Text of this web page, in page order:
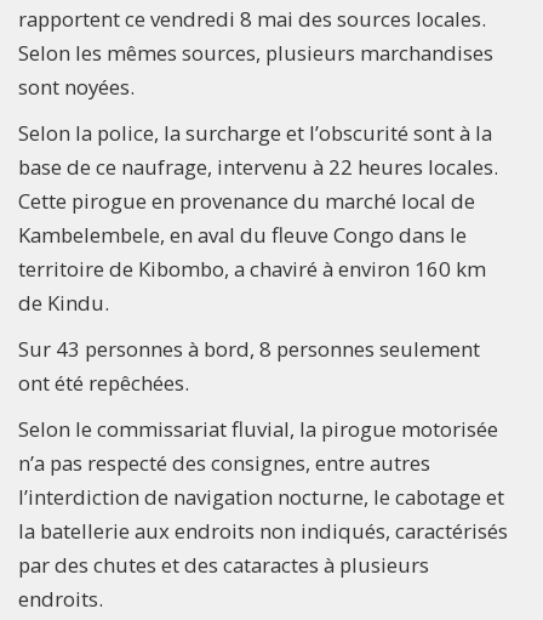
rapportent ce vendredi 8 mai des sources locales.
Selon les mêmes sources, plusieurs marchandises
sont noyées.
Selon la police, la surcharge et l’obscurité sont à la
base de ce naufrage, intervenu à 22 heures locales.
Cette pirogue en provenance du marché local de
Kambelembele, en aval du fleuve Congo dans le
territoire de Kibombo, a chaviré à environ 160 km
de Kindu.
Sur 43 personnes à bord, 8 personnes seulement
ont été repêchées.
Selon le commissariat fluvial, la pirogue motorisée
n’a pas respecté des consignes, entre autres
l’interdiction de navigation nocturne, le cabotage et
la batellerie aux endroits non indiqués, caractérisés
par des chutes et des cataractes à plusieurs
endroits.